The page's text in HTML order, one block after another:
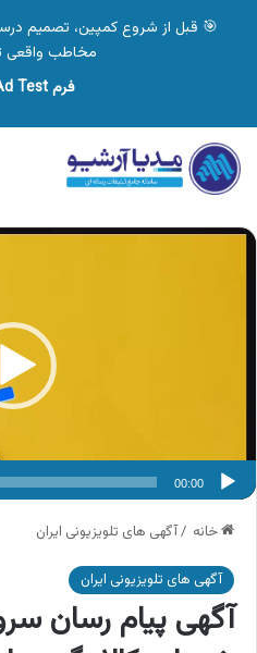
مخاطب
فرم Quick Ad Test
نمایشگر
ویدیو
00:00
خانه /آگهی های تلویزیونی ایران
آگهی های تلویزیونی ایران
آگهی پیام رسان